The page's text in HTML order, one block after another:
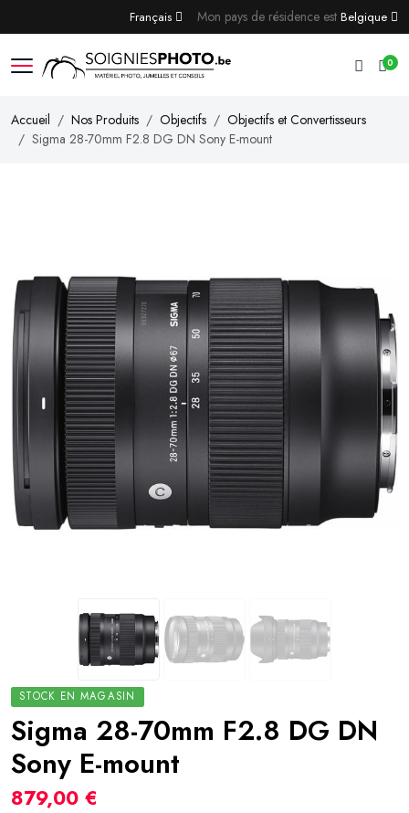
Mon pays de résidence est Belgique
Français
0
Accueil Nos Produits Objectifs
Objectifs et Convertisseurs
Sigma 28-70mm F2.8 DG DN Sony E-mount
STOCK EN MAGASIN
Sigma 28-70mm F2.8 DG DN
Sony E-mount
879,00 €